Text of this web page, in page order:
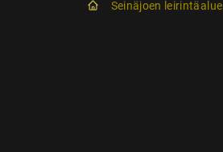
Seinäjoen leirintäalue